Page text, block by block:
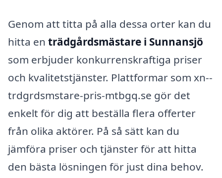
Genom att titta på alla dessa orter kan du
hitta en trädgårdsmästare i Sunnansjö
som erbjuder konkurrenskraftiga priser
och kvalitetstjänster. Plattformar som xn--
trdgrdsmstare-pris-mtbgq.se gör det
enkelt för dig att beställa flera offerter
från olika aktörer. På så sätt kan du
jämföra priser och tjänster för att hitta
den bästa lösningen för just dina behov.